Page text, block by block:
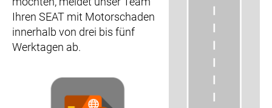
Ihren SEAT mit Motorschaden
innerhalb von drei bis fünf
Werktagen ab.